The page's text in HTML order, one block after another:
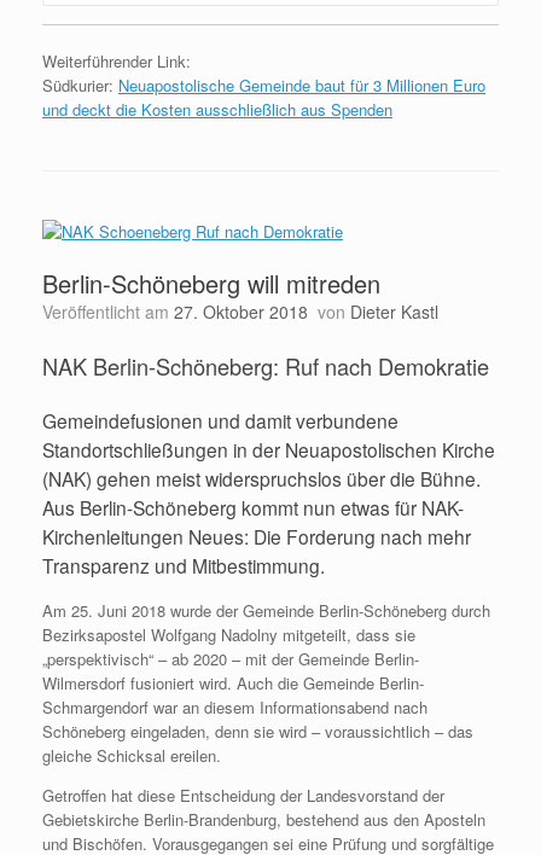
Weiterführender Link:
Südkurier: Neuapostolische Gemeinde baut für 3 Millionen Euro
und deckt die Kosten ausschließlich aus Spenden
Berlin-Schöneberg will mitreden
Veröffentlicht am 27. Oktober 2018 von Dieter Kastl
NAK Berlin-Schöneberg: Ruf nach Demokratie
Gemeindefusionen und damit verbundene
Standortschließungen in der Neuapostolischen Kirche
(NAK) gehen meist widerspruchslos über die Bühne.
Aus Berlin-Schöneberg kommt nun etwas für NAK-
Kirchenleitungen Neues: Die Forderung nach mehr
Transparenz und Mitbestimmung.
Am 25. Juni 2018 wurde der Gemeinde Berlin-Schöneberg durch
Bezirksapostel Wolfgang Nadolny mitgeteilt, dass sie
„perspektivisch“ – ab 2020 – mit der Gemeinde Berlin-
Wilmersdorf fusioniert wird. Auch die Gemeinde Berlin-
Schmargendorf war an diesem Informationsabend nach
Schöneberg eingeladen, denn sie wird – voraussichtlich – das
gleiche Schicksal ereilen.
Getroffen hat diese Entscheidung der Landesvorstand der
Gebietskirche Berlin-Brandenburg, bestehend aus den Aposteln
und Bischöfen. Vorausgegangen sei eine Prüfung und sorgfältige